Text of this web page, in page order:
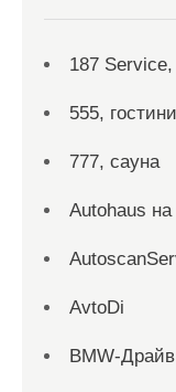
187 Service,
555,
777, сауна
Autohaus
AvtoDi
BMW-Драйв